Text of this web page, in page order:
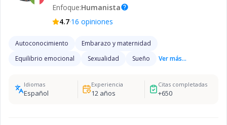
Enfoque:Humanistahelp
4.7·16 opiniones
Autoconocimiento
Embarazo y maternidad
Equilibrio emocional
Sexualidad Sueño Ver más...
Idiomas
Español
Experiencia
12años
Citas completadas
+650